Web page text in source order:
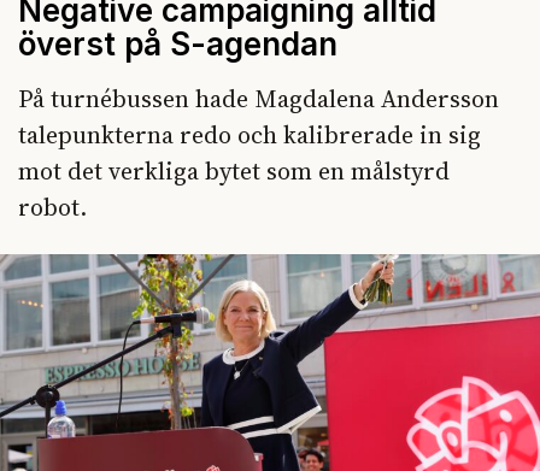
Negative campaigning alltid
överst på S-agendan
På turnébussen hade Magdalena Andersson
talepunkterna redo och kalibrerade in sig
mot det verkliga bytet som en målstyrd
robot.